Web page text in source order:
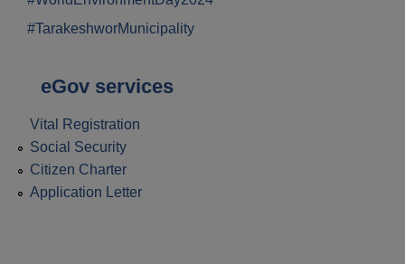
#TarakeshworMunicipality
eGov services
Vital Registration
Social Security
Citizen Charter
Application Letter